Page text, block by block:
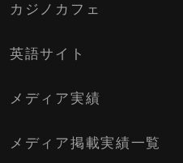
カジノカフェ
英語サイト
メディア実績
メディア掲載実績一覧